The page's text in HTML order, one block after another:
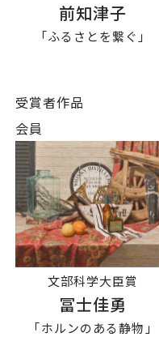
前知津子
「ふるさとを繋ぐ」
受賞者作品
会員
文部科学大臣賞
冨士佳勇
「ホルンのある静物」